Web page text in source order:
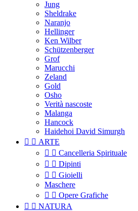
Jung
Sheldrake
Naranjo
Hellinger
Ken Wilber
Schützenberger
Grof
Marucchi
Zeland
Gold
Osho
Verità nascoste
Malanga
Hancock
Haidehoi David Simurgh
  ARTE
  Cancelleria Spirituale
  Dipinti
  Gioielli
Maschere
  Opere Grafiche
  NATURA